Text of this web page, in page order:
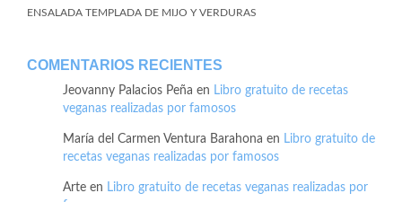
ENSALADA TEMPLADA DE MIJO Y VERDURAS
COMENTARIOS RECIENTES
Jeovanny Palacios Peña en Libro gratuito de recetas
veganas realizadas por famosos
María del Carmen Ventura Barahona en Libro gratuito de
recetas veganas realizadas por famosos
Arte en Libro gratuito de recetas veganas realizadas por